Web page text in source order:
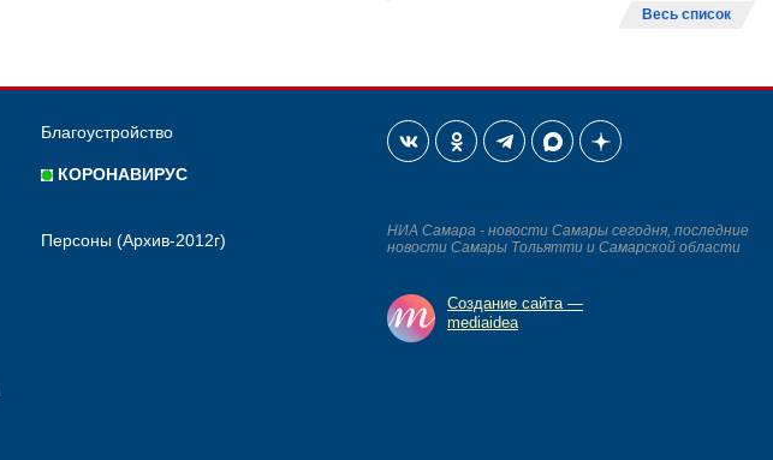
Весь список
Благоустройство
КОРОНАВИРУС
Персоны (Архив-2012г)
НИА Самара - новости Самары сегодня, последние
новости Самары Тольятти и Самарской области
Создание сайта —
mediaidea